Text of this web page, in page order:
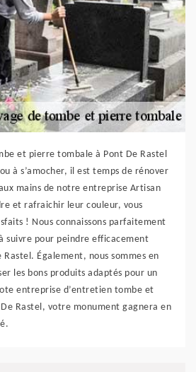
et pierre tombale à Pont De Rastel
à s’amocher, il est temps de rénover
mains de notre entreprise Artisan
et rafraichir leur couleur, vous
! Nous connaissons parfaitement
suivre pour peindre efficacement
Également, nous sommes en
les bons produits adaptés pour un
entreprise d’entretien tombe et
Rastel, votre monument gagnera en